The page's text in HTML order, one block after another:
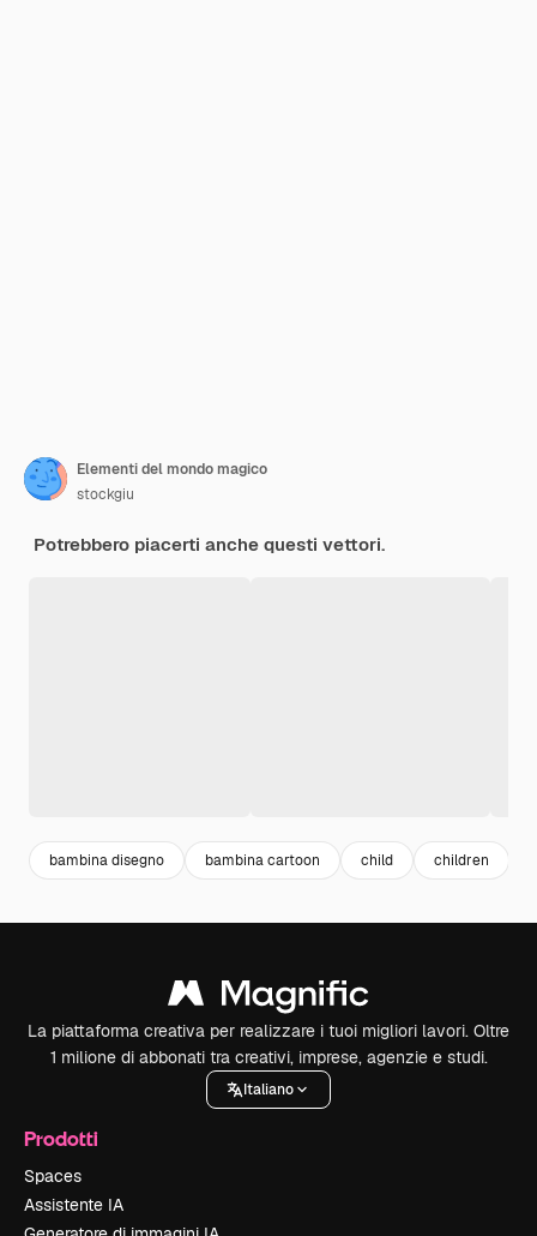
Elementi del mondo magico
stockgiu
Potrebbero piacerti anche questi vettori.
bambina disegno bambina cartoon child children
La piattaforma creativa per realizzare i tuoi migliori lavori. Oltre
1 milione di abbonati tra creativi, imprese, agenzie e studi.
Italiano
Prodotti
Spaces
Assistente IA